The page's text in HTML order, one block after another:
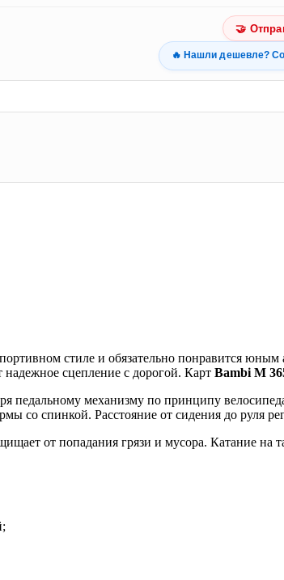
🤝
🔥 Нашли дешевле?
стиле и обязательно понравится
сцепление с дорогой. Карт Bambi M
педальному механизму по принципу
со спинкой. Расстояние от сидения до руля
от попадания грязи и мусора. Катание на